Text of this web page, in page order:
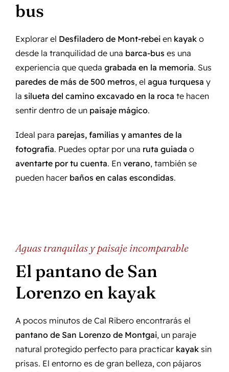
bus
Explorar el Desfiladero de Mont-rebeien kayak o
desde la tranquilidad de una barca-bus es una
experiencia que queda grabada en la memoria. Sus
paredes de más de 500 metros, el agua turquesa y
la silueta del camino excavado en la roca te hacen
sentir dentro de un paisaje mágico.
Ideal para parejas, familias y amantes de la
fotografía. Puedes optar por una ruta guiada o
aventarte por tu cuenta. En verano, también se
pueden hacer baños en calas escondidas.
Aguas tranquilas y paisaje incomparable
El pantano de San
Lorenzo en kayak
A pocos minutos de Cal Ribero encontrarás el
pantano de San Lorenzo de Montgai, un paraje
natural protegido perfecto para practicar kayak sin
prisas. El entorno es de gran belleza, con pájaros